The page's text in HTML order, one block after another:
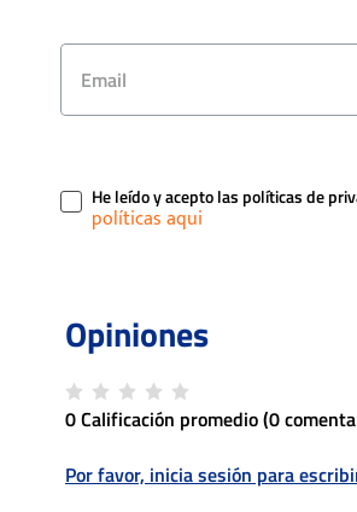
He leído y acepto las políticas de
0 Calificación promedio(0
Por favor, inicia sesión para